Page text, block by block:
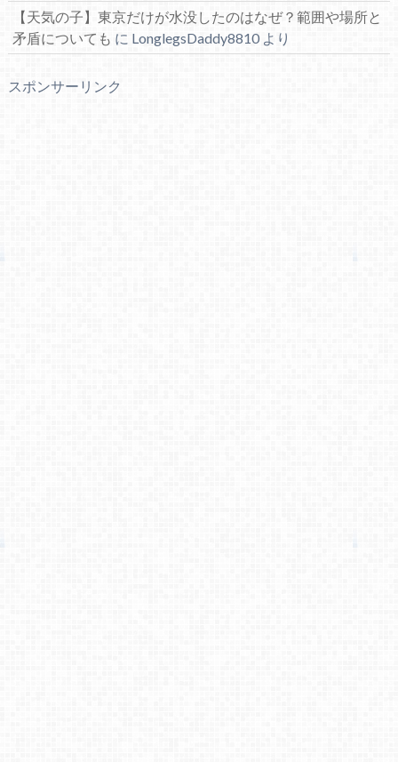
【天気の子】東京だけが水没したのはなぜ？範囲や場所と
矛盾についても に LonglegsDaddy8810より
スポンサーリンク